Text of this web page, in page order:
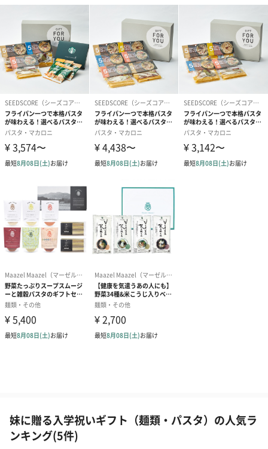
妹に贈る入学祝いギフト（麺類・パスタ）の人気ラ
ンキング(5件)